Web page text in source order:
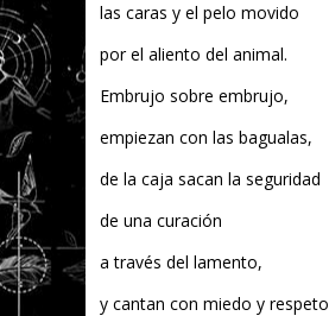
las caras y el pelo movido
por el aliento del animal.
Embrujo sobre embrujo,
empiezan con las bagualas,
de la caja sacan la seguridad
de una curación
a través del lamento,
y cantan con miedo y respeto